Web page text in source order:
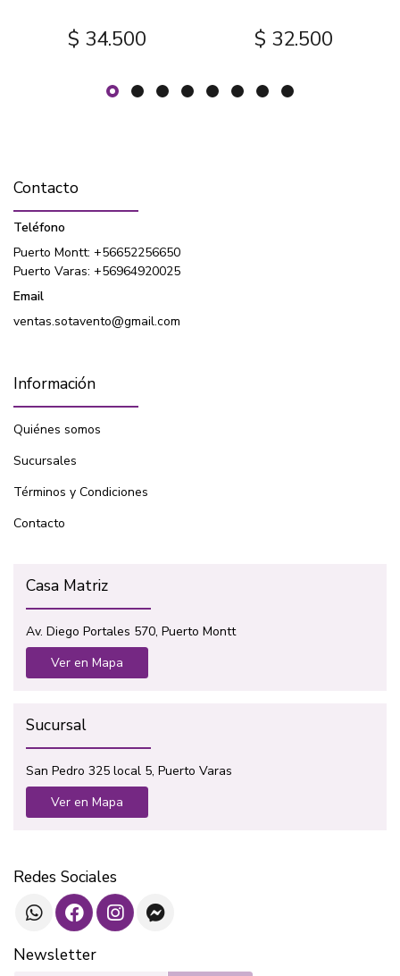
$ 34.500 $ 32.500
Contacto
Teléfono
Puerto Montt: +56652256650
Puerto Varas: +56964920025
Email
ventas.sotavento@gmail.com
Información
Quiénes somos
Sucursales
Términos y Condiciones
Contacto
Casa Matriz
Av. Diego Portales 570, Puerto Montt
Ver en Mapa
Sucursal
San Pedro 325 local 5, Puerto Varas
Ver en Mapa
Redes Sociales
Newsletter